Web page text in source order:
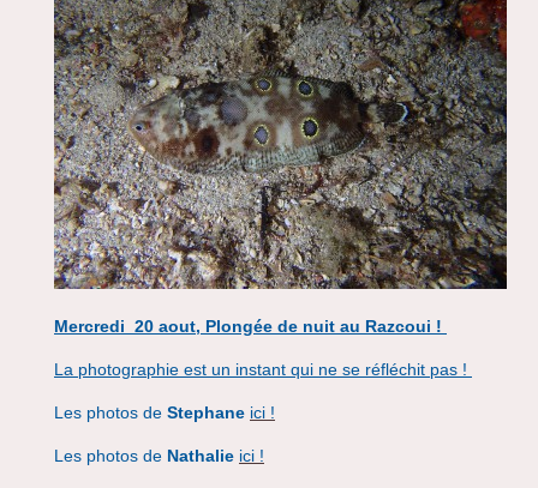
Mercredi 20 aout, Plongée de nuit au Razcoui !
La photographie est un instant qui ne se réfléchit pas !
Les photos de Stephane ici !
Les photos de Nathalie ici !